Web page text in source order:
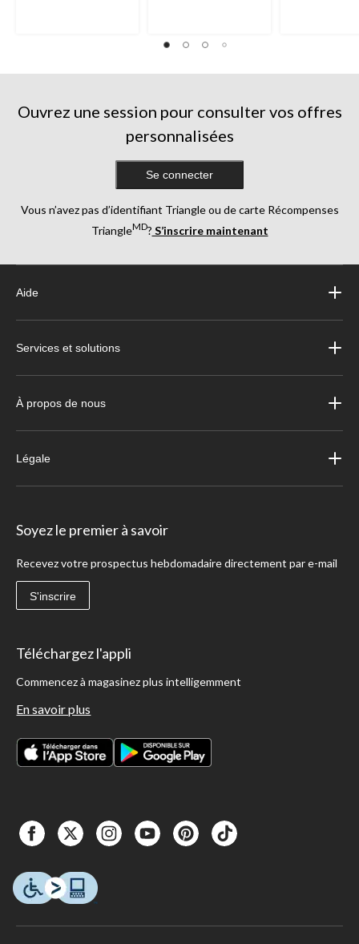
Ouvrez une session pour consulter vos offres
personnalisées
Se connecter
Vous n’avez pas d’identifiant Triangle ou de carte Récompenses
TriangleMD? S’inscrire maintenant
Aide
Services et solutions
À propos de nous
Légale
Soyez le premier à savoir
Recevez votre prospectus hebdomadaire directement par e-mail
S'inscrire
Téléchargez l'appli
Commencez à magasinez plus intelligemment
En savoir plus